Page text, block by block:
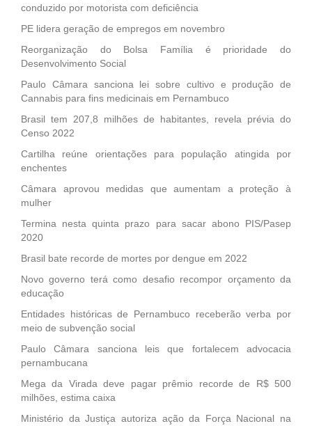
conduzido por motorista com deficiência
PE lidera geração de empregos em novembro
Reorganização do Bolsa Família é prioridade do
Desenvolvimento Social
Paulo Câmara sanciona lei sobre cultivo e produção de
Cannabis para fins medicinais em Pernambuco
Brasil tem 207,8 milhões de habitantes, revela prévia do
Censo 2022
Cartilha reúne orientações para população atingida por
enchentes
Câmara aprovou medidas que aumentam a proteção à
mulher
Termina nesta quinta prazo para sacar abono PIS/Pasep
2020
Brasil bate recorde de mortes por dengue em 2022
Novo governo terá como desafio recompor orçamento da
educação
Entidades históricas de Pernambuco receberão verba por
meio de subvenção social
Paulo Câmara sanciona leis que fortalecem advocacia
pernambucana
Mega da Virada deve pagar prêmio recorde de R$ 500
milhões, estima caixa
Ministério da Justiça autoriza ação da Força Nacional na